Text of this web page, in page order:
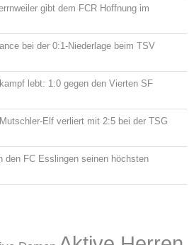
gibt dem FCR Hoffnung im
bei der 0:1-Niederlage beim TSV
lebt: 1:0 gegen den Vierten SF
Elf verliert mit 2:5 bei der TSG
den FC Esslingen seinen höchsten